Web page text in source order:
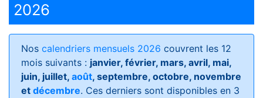
2026
Nos calendriers mensuels 2026 couvrent les 12
mois suivants : janvier, février, mars, avril, mai,
juin, juillet, août, septembre, octobre, novembre
et décembre. Ces derniers sont disponibles en 3